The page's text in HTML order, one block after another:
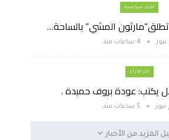
أخبار سياسية
المشي” بالساحة…
نيوز 4 ساعات منذ
اخر الارأء
يكتب: عودة بروف حميدة .
نيوز 5 ساعات منذ
المزيد من الأخبار